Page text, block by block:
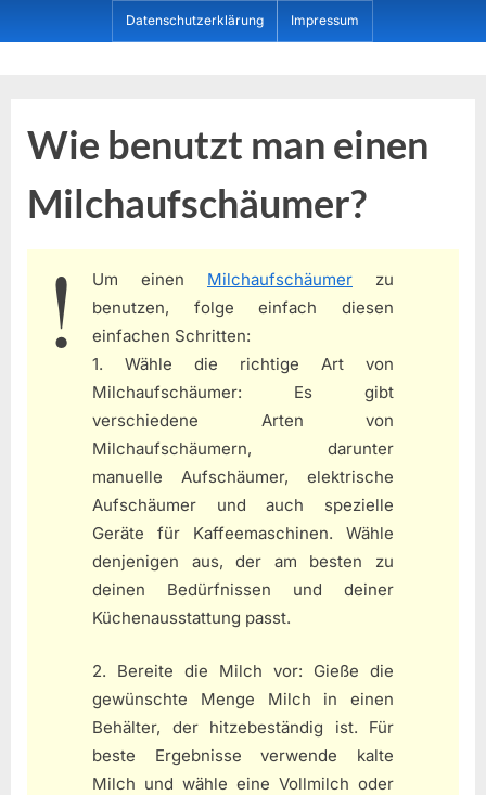
to
Datenschutzerklärung Impressum
Wie benutzt man einen
Milchaufschäumer?
Um einen Milchaufschäumer zu
benutzen, folge einfach diesen
einfachen Schritten:
1. Wähle die richtige Art von
Milchaufschäumer: Es gibt
verschiedene Arten von
Milchaufschäumern, darunter
manuelle Aufschäumer, elektrische
Aufschäumer und auch spezielle
Geräte für Kaffeemaschinen. Wähle
denjenigen aus, der am besten zu
deinen Bedürfnissen und deiner
Küchenausstattung passt.
2. Bereite die Milch vor: Gieße die
gewünschte Menge Milch in einen
Behälter, der hitzebeständig ist. Für
beste Ergebnisse verwende kalte
Milch und wähle eine Vollmilch oder